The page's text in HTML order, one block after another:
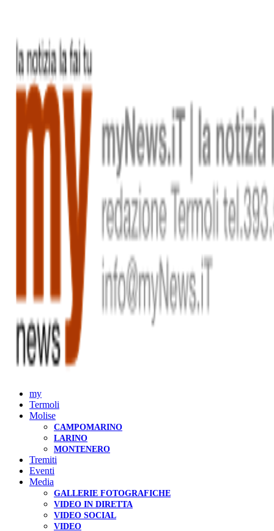
my
Termoli
Molise
CAMPOMARINO
LARINO
MONTENERO
Tremiti
Eventi
Media
GALLERIE FOTOGRAFICHE
VIDEO IN DIRETTA
VIDEO SOCIAL
VIDEO